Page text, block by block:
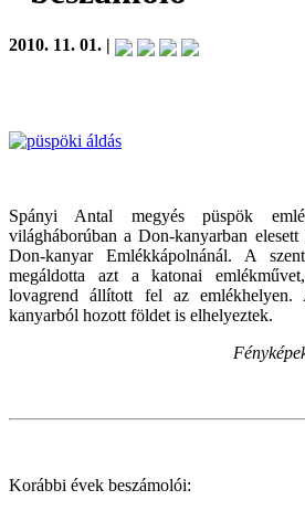
2010. 11. 01. |
Spányi Antal megyés püspök
világháborúban a Don-kanyarban elesett
Don-kanyar Emlékkápolnánál. A
megáldotta azt a katonai
lovagrend állított fel az
kanyarból hozott földet is elhelyeztek.
Korábbi évek beszámolói: